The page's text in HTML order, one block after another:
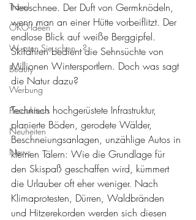
Travel
ÖKO-Ideen
Wussten Sie schon...?
Beauty
Werbung
Produkttests
Neuheiten
News
Neuschnee. Der Duft von Germknödeln,
wenn man an einer Hütte vorbeiflitzt. Der
endlose Blick auf weiße Berggipfel.
Skifahren bedient die Sehnsüchte von
Millionen Wintersportlern. Doch was sagt
die Natur dazu?
Technisch hochgerüstete Infrastruktur,
planierte Böden, gerodete Wälder,
Beschneiungsanlagen, unzählige Autos in
kleinen Tälern: Wie die Grundlage für
den Skispaß geschaffen wird, kümmert
die Urlauber oft eher weniger. Nach
Klimaprotesten, Dürren, Waldbränden
und Hitzerekorden werden sich diesen